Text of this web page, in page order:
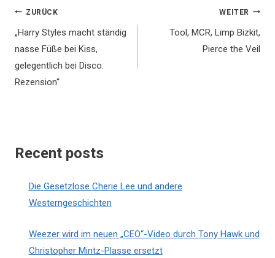
Beitragsnavigation
ZURÜCK
„Harry Styles macht ständig
nasse Füße bei Kiss,
gelegentlich bei Disco:
Rezension“
WEITER
Tool, MCR, Limp Bizkit,
Pierce the Veil
Recent posts
Die Gesetzlose Cherie Lee und andere
Westerngeschichten
Weezer wird im neuen „CEO“-Video durch Tony Hawk und
Christopher Mintz-Plasse ersetzt